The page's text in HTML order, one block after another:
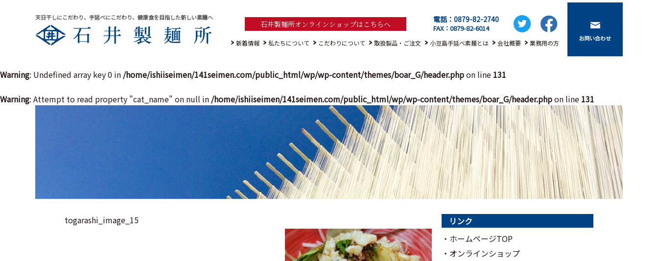
天日干しにこだわり、手延べにこだわり、健康食を目指した新しい素麺へ
石井製麺所オンラインショップはこちらへ 電話：0879-82-2740
FAX：0879-82-6014
新着情報 私たちについて こだわりについて 取扱製品・ご注文 小豆島手延べ素麺とは 会社概要 業務用の方
Warning: Undefined array key 0 in /home/ishiiseimen/141seimen.com/public_html/wp/wp-content/themes/boar_G/header.phpon line 131
Warning: Attempt to read property "cat_name" on null in /home/ishiiseimen/141seimen.com/public_html/wp/wp-content/themes/boar_G/header.phpon line 131
togarashi_image_15
リンク
・ホームページTOP
・オンラインショップ